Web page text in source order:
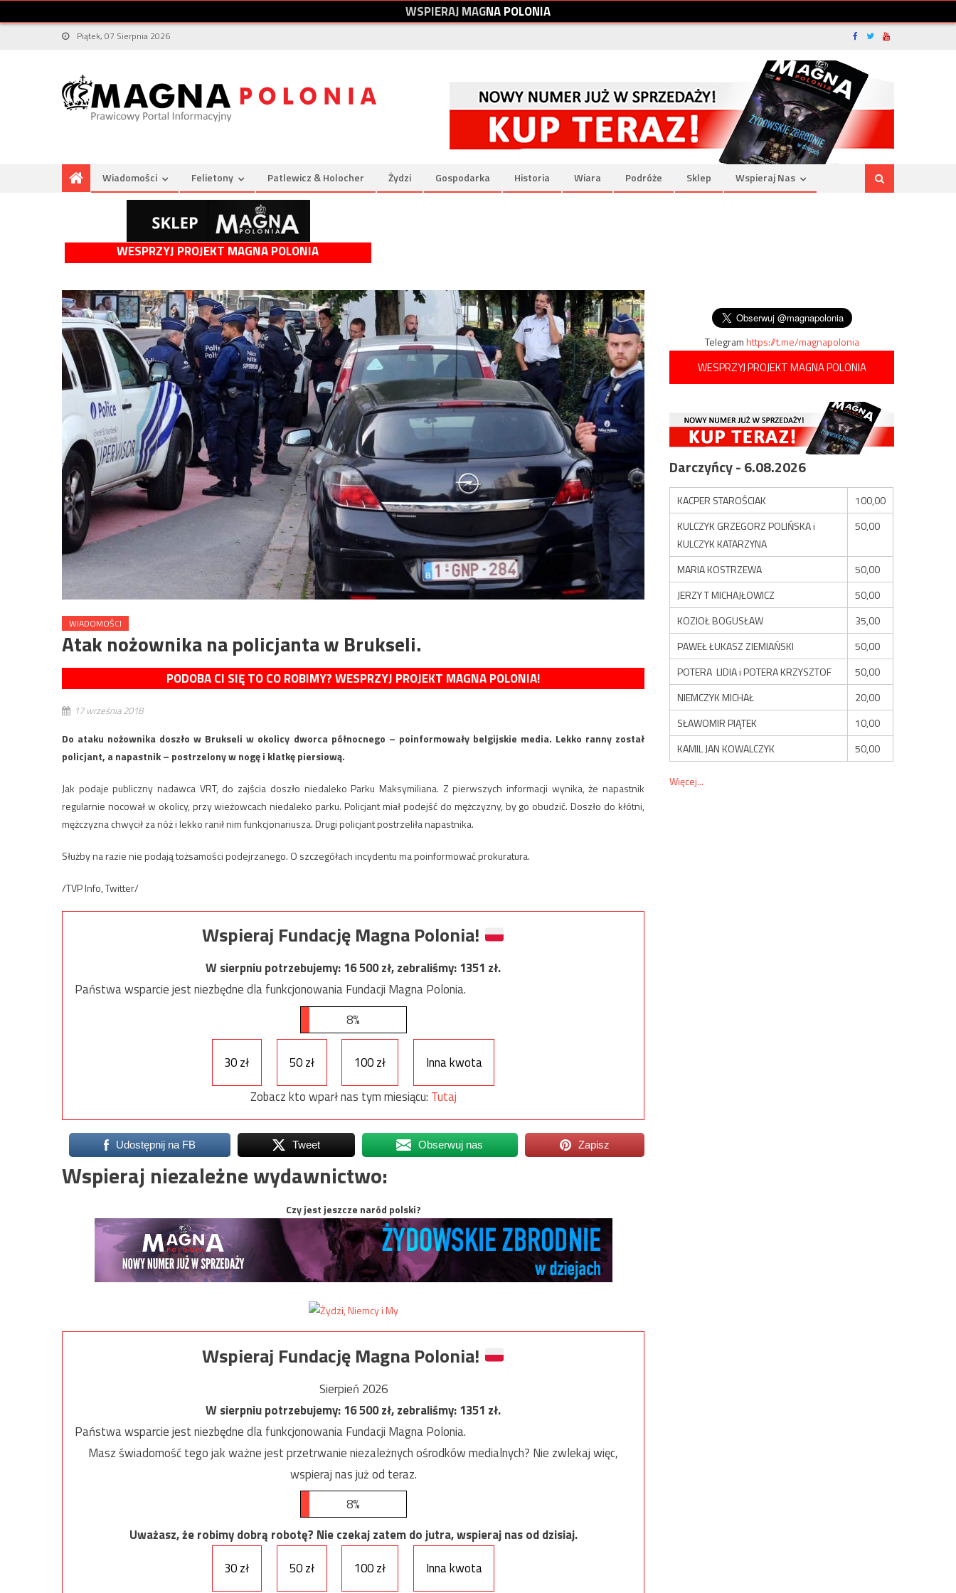
WSPIERAJMAGNAPOLONIA
Piątek, 07 Sierpnia 2026
Wiadomości Felietony Patlewicz & Holocher Żydzi Gospodarka Historia Wiara Podróże Sklep Wspieraj Nas
WESPRZYJ PROJEKT MAGNA POLONIA
WIADOMOŚCI
Atak nożownika na policjanta w Brukseli.
PODOBA CI SIĘ TO CO ROBIMY? WESPRZYJ PROJEKT MAGNA POLONIA!
17 września 2018
Do ataku nożownika doszło w Brukseli w okolicy dworca północnego – poinformowały belgijskie media. Lekko ranny został
policjant, a napastnik – postrzelony w nogę i klatkę piersiową.
Jak podaje publiczny nadawca VRT, do zajścia doszło niedaleko Parku Maksymiliana. Z pierwszych informacji wynika, że napastnik
regularnie nocował w okolicy, przy wieżowcach niedaleko parku. Policjant miał podejść do mężczyzny, by go obudzić. Doszło do kłótni,
mężczyzna chwycił za nóż i lekko ranił nim funkcjonariusza. Drugi policjant postrzeliła napastnika.
Służby na razie nie podają tożsamości podejrzanego. O szczegółach incydentu ma poinformować prokuratura.
/TVP Info, Twitter/
Wspieraj Fundację Magna Polonia!
W sierpniu potrzebujemy:16 500zł, zebraliśmy:1351 zł.
Państwa wsparcie jest niezbędne dla funkcjonowania Fundacji Magna Polonia.
8%
30 zł 50 zł 100 zł
Inna kwota
Zobacz kto wparł nas tym miesiącu: Tutaj
Udostępnij na FB Tweet Obserwuj nas Zapisz
Wspieraj niezależne wydawnictwo:
Czy jest jeszcze naród polski?
Wspieraj Fundację Magna Polonia!
Sierpień 2026
W sierpniu potrzebujemy:16 500zł, zebraliśmy:1351 zł.
Państwa wsparcie jest niezbędne dla funkcjonowania Fundacji Magna Polonia.
Masz świadomość tego jak ważne jest przetrwanie niezależnych ośrodków medialnych? Nie zwlekaj więc,
wspieraj nas już od teraz.
8%
Uważasz, że robimy dobrą robotę? Nie czekaj zatem do jutra, wspieraj nas od dzisiaj.
30 zł
50 zł 100 zł Inna kwota
Telegramhttps://t.me/magnapolonia
WESPRZYJ PROJEKT MAGNA POLONIA
Darczyńcy - 6.08.2026
KACPER STAROŚCIAK
100,00
KULCZYK GRZEGORZ POLIŃSKA i
KULCZYK KATARZYNA
50,00
MARIA KOSTRZEWA
50,00
JERZY T MICHAJŁOWICZ
50,00
KOZIOŁ BOGUSŁAW
35,00
PAWEŁ ŁUKASZ ZIEMIAŃSKI
50,00
POTERA LIDIA i POTERA KRZYSZTOF
50,00
NIEMCZYK MICHAŁ
20,00
SŁAWOMIR PIĄTEK
10,00
KAMIL JAN KOWALCZYK
50,00
Więcej...